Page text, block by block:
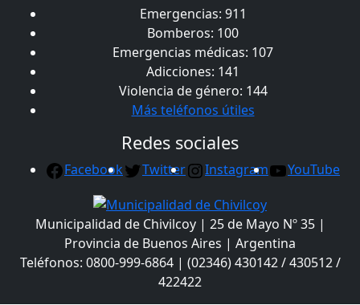
Emergencias: 911
Bomberos: 100
Emergencias médicas: 107
Adicciones: 141
Violencia de género: 144
Más teléfonos útiles
Redes sociales
Facebook Twitter Instagram YouTube
Municipalidad de Chivilcoy | 25 de Mayo Nº 35 |
Provincia de Buenos Aires | Argentina
Teléfonos: 0800-999-6864 | (02346) 430142 / 430512 /
422422